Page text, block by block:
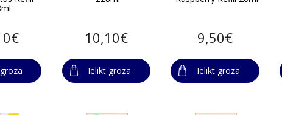
10,10€
Ielikt grozā
9,50€
Ielikt grozā